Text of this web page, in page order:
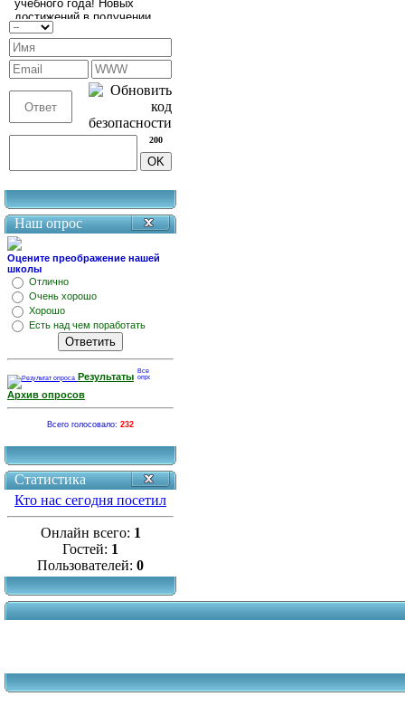
200
Наш опрос
Оцените преображение нашей
школы
Отлично
Очень хорошо
Хорошо
Есть над чем поработать
Результаты
Архив опросов
Всего голосовало: 232
Статистика
Кто нас сегодня посетил
Онлайн всего: 1
Гостей: 1
Пользователей: 0